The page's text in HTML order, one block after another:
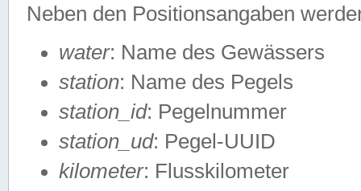
Neben den Positionsangaben
water: Name des Gewässers
station: Name des Pegels
station_id: Pegelnummer
station_ud: Pegel-UUID
kilometer: Flusskilometer